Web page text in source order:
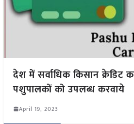
देश में सर्वाधिक किसान क्रेडिट
पशुपालकों को उपलब्ध करवाये
April 19, 2023